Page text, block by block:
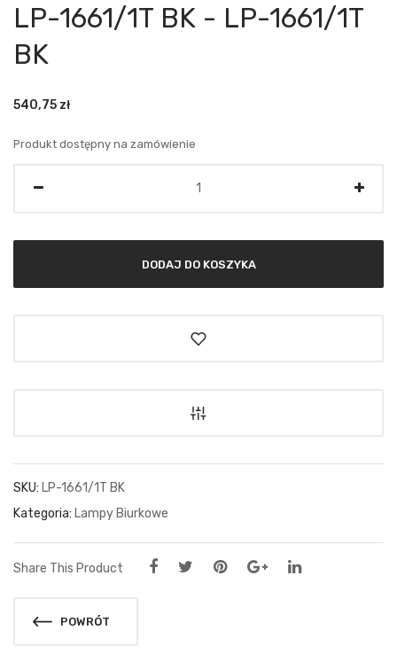
LP-1661/1T BK - LP-1661/1T
BK
540,75 zł
Produkt dostępny na zamówienie
DODAJ DO KOSZYKA
SKU: LP-1661/1T BK
Kategoria: Lampy Biurkowe
Share This Product
POWRÓT